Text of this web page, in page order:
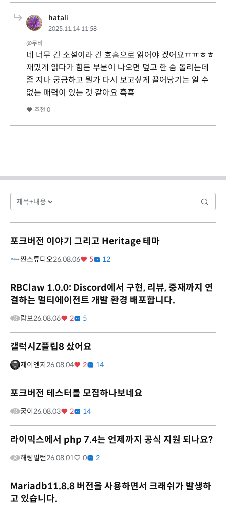
hatali
2025.11.14 11:58
@무비
네 너무 긴 소설이라 긴 호흡으로 읽어야 겠어요ㅠㅠㅎㅎ
재밌게 읽다가 힘든 부분이 나오면 덮고 한 숨 돌리는데
좀 지나 궁금하고 뭔가 다시 보고싶게 끌어당기는 알 수
없는 매력이 있는 것 같아요 흑흑
추천 0
포크버전 이야기 그리고 Heritage 테마
짠스튜디오26.08.06 5 12
RBClaw 1.0.0: Discord에서 구현, 리뷰, 중재까지 연
결하는 멀티에이전트 개발 환경 배포합니다.
람보26.08.06 2 5
갤럭시Z플립8 샀어요
제이엔지 26.08.04 2 14
포크버전 테스터를 모집하나보네요
궁이 26.08.03 2 14
라이믹스에서 php 7.4는 언제까지 공식 지원 되나요?
해링밀턴26.08.01 0 2
Mariadb11.8.8 버전을 사용하면서 크래쉬가 발생하
고 있습니다.